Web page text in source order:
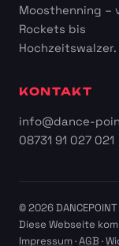
Moosthenning –
Rockets bis
Hochzeitswalzer.
KONTAKT
info@dance-
08731 91 027 021
© 2026
Diese Webseite
Impressum·AGB ·